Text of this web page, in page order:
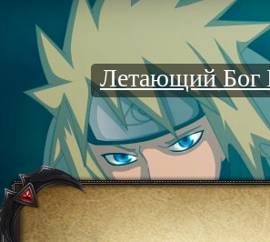
Летающий Бог